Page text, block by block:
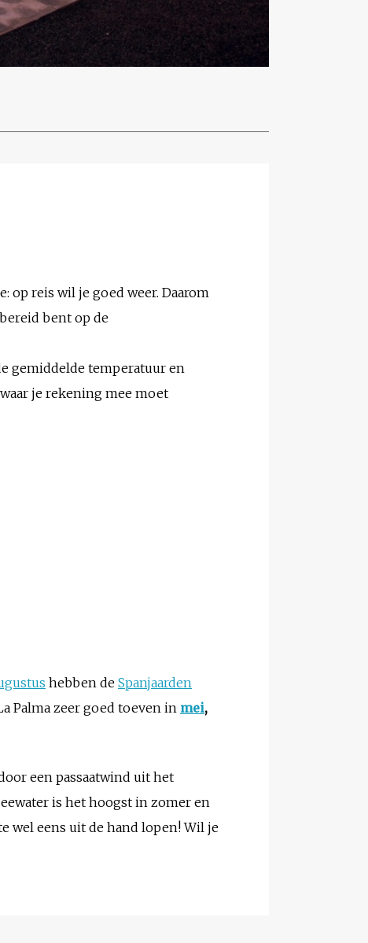
op reis wil je goed weer. Daarom
bent op de
gemiddelde temperatuur en
je rekening mee moet
hebben de Spanjaarden
Palma zeer goed toeven in mei,
een passaatwind uit het
is het hoogst in zomer en
wel eens uit de hand lopen! Wil je